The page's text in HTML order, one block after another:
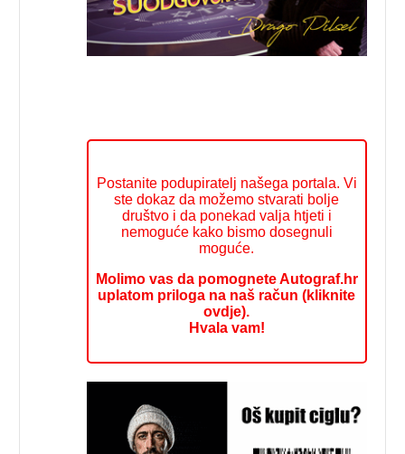
Postanite podupiratelj našega portala. Vi
ste dokaz da možemo stvarati bolje
društvo i da ponekad valja htjeti i
nemoguće kako bismo dosegnuli
moguće.
Molimo vas da pomognete Autograf.hr
uplatom priloga na naš račun (kliknite
ovdje).
Hvala vam!